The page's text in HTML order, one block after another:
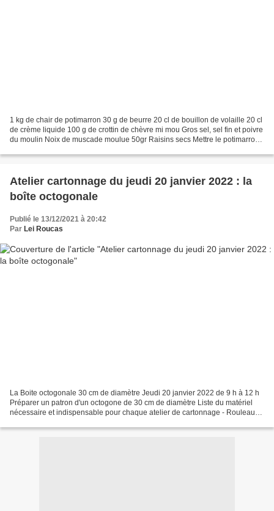
1 kg de chair de potimarron 30 g de beurre 20 cl de bouillon de volaille 20 cl
de crème liquide 100 g de crottin de chèvre mi mou Gros sel, sel fin et poivre
du moulin Noix de muscade moulue 50gr Raisins secs Mettre le potimarron
Atelier cartonnage du jeudi 20 janvier 2022 : la
boîte octogonale
Publié le 13/12/2021 à 20:42
Par Lei Roucas
La Boite octogonale 30 cm de diamètre Jeudi 20 janvier 2022 de 9 h à 12 h
Préparer un patron d'un octogone de 30 cm de diamètre Liste du matériel
nécessaire et indispensable pour chaque atelier de cartonnage - Rouleau